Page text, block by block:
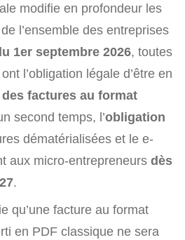
modifie en profondeur les
l’ensemble des entreprises
1er septembre 2026, toutes
l’obligation légale d’être en
factures au format
second temps, l’obligation
dématérialisées et le e-
aux micro-entrepreneurs dès
.
qu’une facture au format
en PDF classique ne sera